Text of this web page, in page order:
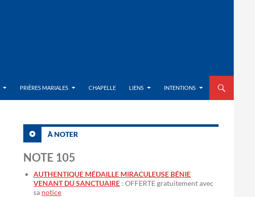
PRIÈRES MARIALES CHAPELLE LIENS INTENTIONS
À NOTER
NOTE 105
AUTHENTIQUE MÉDAILLE MIRACULEUSE BÉNIE
VENANT DU SANCTUAIRE : OFFERTE gratuitement avec
sa notice